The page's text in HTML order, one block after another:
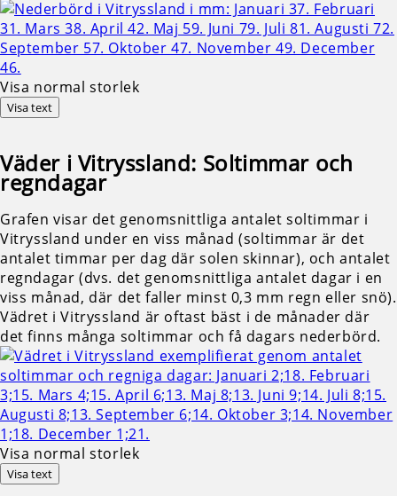
Visa normal storlek
Visa text
Väder i Vitryssland: Soltimmar och
regndagar
Grafen visar det genomsnittliga antalet soltimmar i
Vitryssland under en viss månad (soltimmar är det
antalet timmar per dag där solen skinnar), och antalet
regndagar (dvs. det genomsnittliga antalet dagar i en
viss månad, där det faller minst 0,3 mm regn eller snö).
Vädret i Vitryssland är oftast bäst i de månader där
det finns många soltimmar och få dagars nederbörd.
Visa normal storlek
Visa text